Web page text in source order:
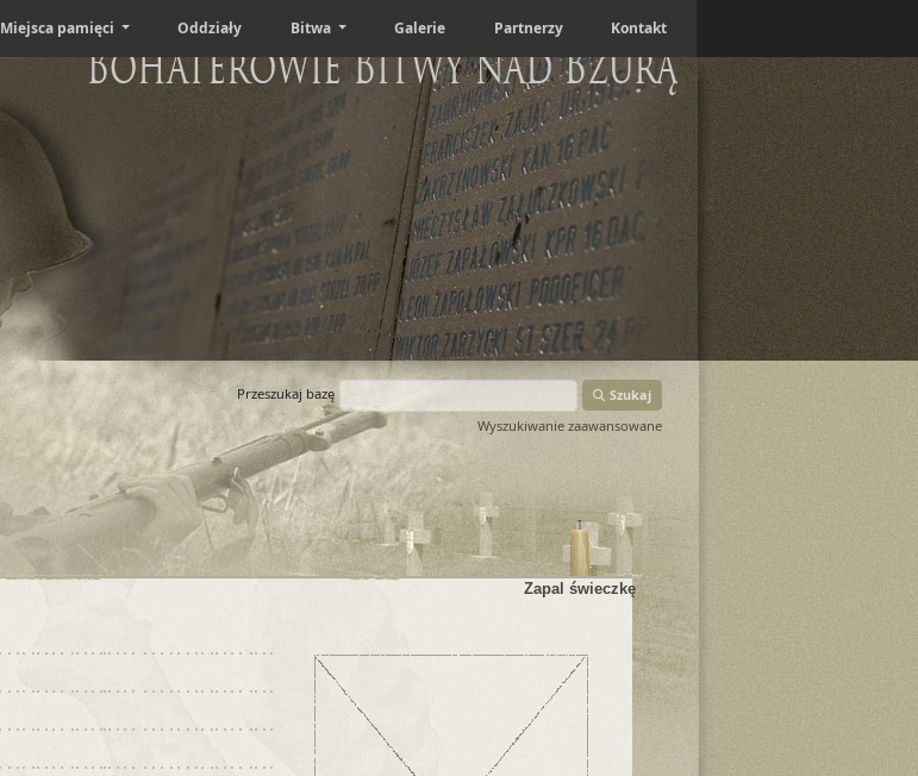
Miejsca pamięci Oddziały Bitwa Galerie Partnerzy Kontakt
Bohaterowie Bitwy nad Bzurą
Przeszukaj bazę
Szukaj
Wyszukiwanie zaawansowane
Zapal świeczkę